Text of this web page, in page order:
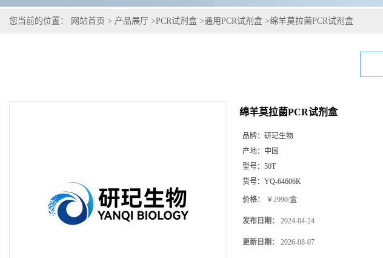
您当前的位置： 网站首页 > 产品展厅 >PCR试剂盒 >通用PCR试剂盒 >绵羊莫拉菌PCR试剂盒
绵羊莫拉菌PCR试剂盒
品牌： 研玘生物
产地： 中国
型号： 50T
货号： YQ-64606K
价格： ￥2990/盒
发布日期： 2024-04-24
更新日期： 2026-08-07